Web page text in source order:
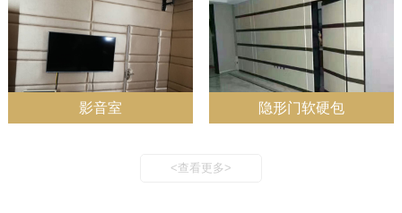
影音室 隐形门软硬包
<查看更多>